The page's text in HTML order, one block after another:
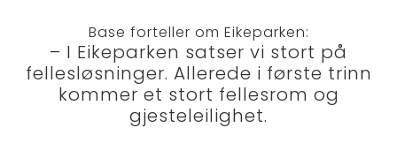
Base forteller om Eikeparken:
– I Eikeparken satser vi stort på
fellesløsninger. Allerede i første trinn
kommer et stort fellesrom og
gjesteleilighet.